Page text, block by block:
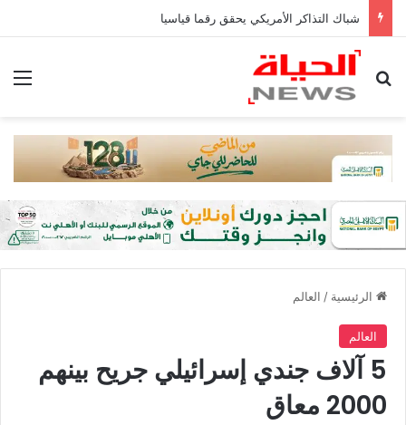
شباك التذاكر الأمريكي يحقق رقما قياسيا
بحث عن
الرئيسية / العالم
العالم
5 آلاف جندي إسرائيلي جريح بينهم
2000 معاق